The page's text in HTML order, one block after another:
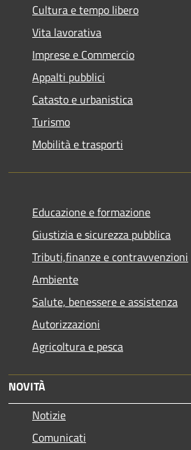
Cultura e tempo libero
Vita lavorativa
Imprese e Commercio
Appalti pubblici
Catasto e urbanistica
Turismo
Mobilità e trasporti
Educazione e formazione
Giustizia e sicurezza pubblica
Tributi,finanze e contravvenzioni
Ambiente
Salute, benessere e assistenza
Autorizzazioni
Agricoltura e pesca
NOVITÀ
Notizie
Comunicati